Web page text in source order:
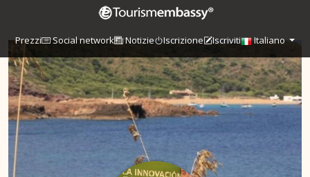
Prezzi Social network Notizie Iscrizione Iscriviti Italiano